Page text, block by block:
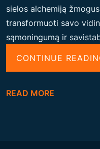
sielos alchemiją
transformuoti savo
sąmoningumą ir
CONTINUE
READ MORE